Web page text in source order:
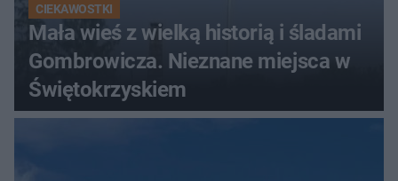
CIEKAWOSTKI
Mała wieś z wielką historią i śladami
Gombrowicza. Nieznane miejsca w
Świętokrzyskiem